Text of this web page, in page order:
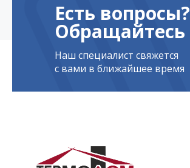
Есть вопросы?
Обращайтесь
Наш специалист свяжется
с вами в ближайшее время